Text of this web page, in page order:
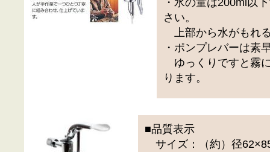
さい。
上部から水がもれ
・ポンプレバーは素
ゆっくりですと霧
ります。
■品質表示
サイズ：（約）径